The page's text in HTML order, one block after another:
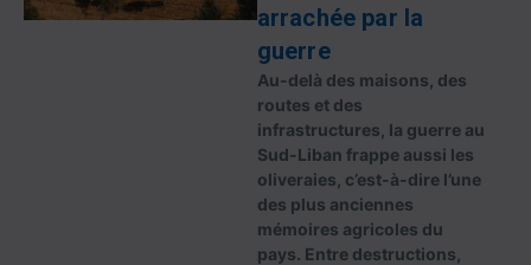
arrachée par la
guerre
Au-delà des maisons, des
routes et des
infrastructures, la guerre au
Sud-Liban frappe aussi les
oliveraies, c’est-à-dire l’une
des plus anciennes
mémoires agricoles du
pays. Entre destructions,